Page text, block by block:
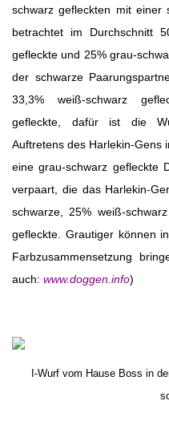
schwarz gefleckten mit einer
betrachtet im Durchschnitt
gefleckte und 25% grau-
der schwarze
33,3% weiß-schwarz
gefleckte, dafür ist die
Auftretens des Harlekin-Gens
eine grau-schwarz gefleckte
verpaart, die das Harlekin-
schwarze, 25% weiß-
gefleckte. Grautiger können
Farbzusammensetzung
auch: www.doggen.info)
I-Wurf vom Hause Boss in